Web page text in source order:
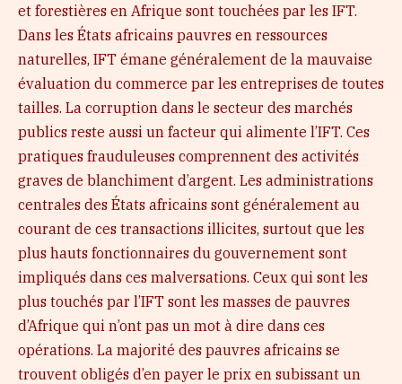
et forestières en Afrique sont touchées par les IFT.
Dans les États africains pauvres en ressources
naturelles, IFT émane généralement de la mauvaise
évaluation du commerce par les entreprises de toutes
tailles. La corruption dans le secteur des marchés
publics reste aussi un facteur qui alimente l’IFT. Ces
pratiques frauduleuses comprennent des activités
graves de blanchiment d’argent. Les administrations
centrales des États africains sont généralement au
courant de ces transactions illicites, surtout que les
plus hauts fonctionnaires du gouvernement sont
impliqués dans ces malversations. Ceux qui sont les
plus touchés par l’IFT sont les masses de pauvres
d’Afrique qui n’ont pas un mot à dire dans ces
opérations. La majorité des pauvres africains se
trouvent obligés d’en payer le prix en subissant un